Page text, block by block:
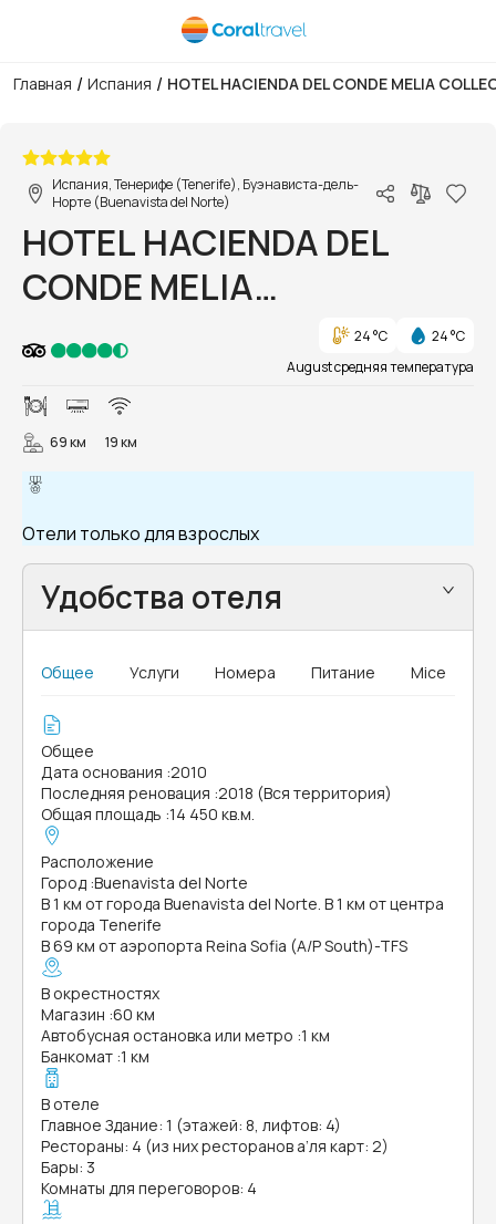
Главная / Испания / HOTEL HACIENDA DEL CONDE MELIA
Испания, Тенерифе (Tenerife), Буэнависта-дель-
Норте (Buenavista del Norte)
HOTEL HACIENDA DEL
CONDE MELIA
COLLECTION GOLF & SPA
(ADULTS ONLY 16+)
24 °C
24 °C
August средняя температура
69 км 19 км
Отели только для взрослых
Удобства отеля
Общее Услуги Номера Питание Mice
Общее
Дата основания :2010
Последняя реновация :2018 (Вся территория)
Общая площадь :14 450 кв.м.
Расположение
Город :Buenavista del Norte
В 1 км от города Buenavista del Norte. В 1 км от центра
города Tenerife
В 69 км от аэропорта Reina Sofia (A/P South)-TFS
В окрестностях
Магазин :60 км
Автобусная остановка или метро :1 км
Банкомат :1 км
В отеле
Главное Здание: 1 (этажей: 8, лифтов: 4)
Рестораны: 4 (из них ресторанов а’ля карт: 2)
Бары: 3
Комнаты для переговоров: 4